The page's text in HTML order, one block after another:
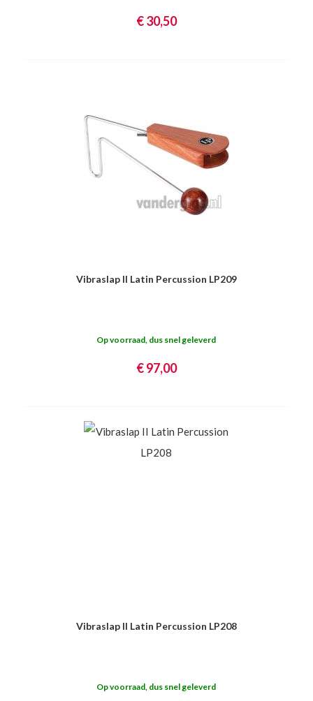
€ 30,50
Vibraslap II Latin Percussion LP209
Op voorraad, dus snel geleverd
€ 97,00
Vibraslap II Latin Percussion LP208
Op voorraad, dus snel geleverd